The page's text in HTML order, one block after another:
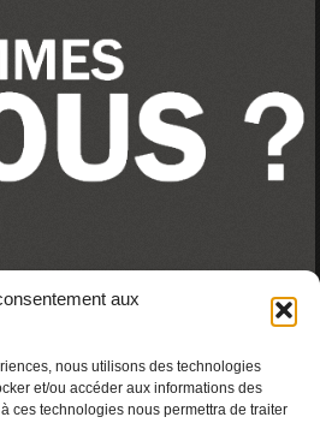
aux
nous utilisons des technologies
et/ou accéder aux informations des
ces technologies nous permettra de traiter
error 28: Connection timed out after 10000